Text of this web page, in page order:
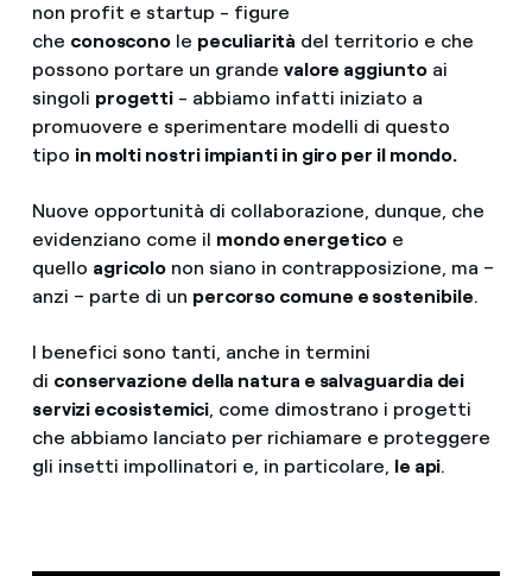
non profit e startup - figure
che conoscono le peculiarità del territorio e che
possono portare un grande valore aggiuntoai
singoli progetti - abbiamo infatti iniziato a
promuovere e sperimentare modelli di questo
tipo in molti nostri impianti in giro per il mondo.
Nuove opportunità di collaborazione, dunque, che
evidenziano come il mondo energeticoe
quello agricolo non siano in contrapposizione, ma –
anzi – parte di un percorso comune e sostenibile.
I benefici sono tanti, anche in termini
di conservazione della natura e salvaguardia dei
servizi ecosistemici, come dimostrano i progetti
che abbiamo lanciato per richiamare e proteggere
gli insetti impollinatori e, in particolare, le api.